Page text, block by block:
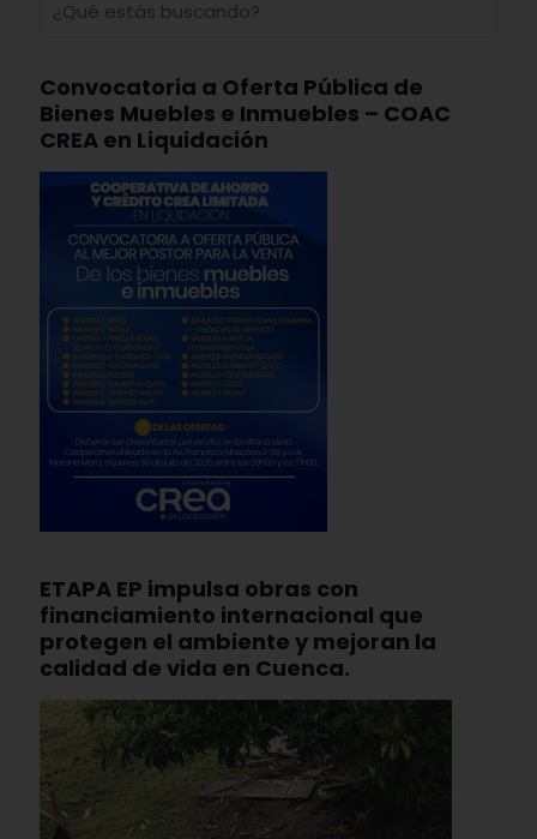
Convocatoria a Oferta Pública de
Bienes Muebles e Inmuebles – COAC
CREA en Liquidación
ETAPA EP impulsa obras con
financiamiento internacional que
protegen el ambiente y mejoran la
calidad de vida en Cuenca.